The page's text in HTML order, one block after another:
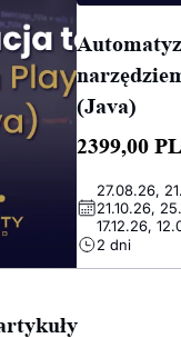
(Java)
cena
wynosiła:
3299,00 PLN.
2399,00
cena
wynosi:
2399,00 PLN.
27.08.26,
21.10.26,
17.12.26,
2 dni